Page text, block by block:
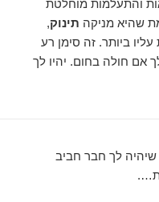
והתעלמות מוחלטת
שהיא מניקה תינוק,
ביותר. זה סימן רע
אם חולה בחום. יהיו לך
שיהיה לך חבר חביב